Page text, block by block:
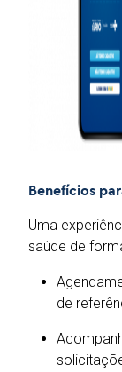
Benefícios
Uma
saúde de
de